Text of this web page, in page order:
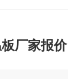
厂家报价